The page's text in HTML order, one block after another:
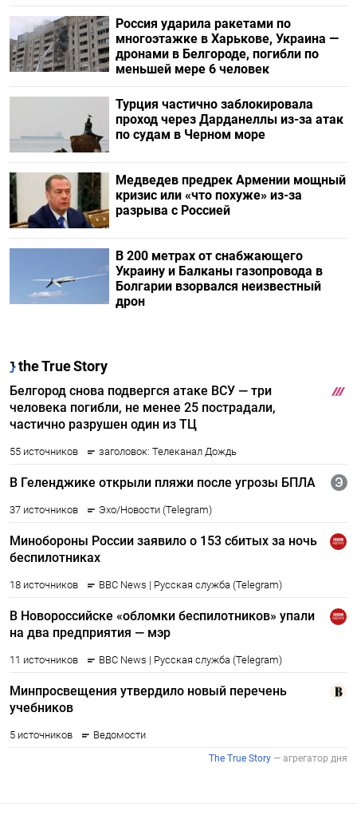
Россия ударила ракетами по
многоэтажке в Харькове, Украина —
дронами в Белгороде, погибли по
меньшей мере 6 человек
Турция частично заблокировала
проход через Дарданеллы из-за атак
по судам в Черном море
Медведев предрек Армении мощный
кризис или «что похуже» из-за
разрыва с Россией
В 200 метрах от снабжающего
Украину и Балканы газопровода в
Болгарии взорвался неизвестный
дрон